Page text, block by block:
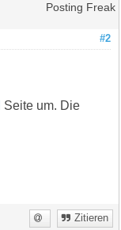
Posting Freak
#2
Seite um. Die
Zitieren